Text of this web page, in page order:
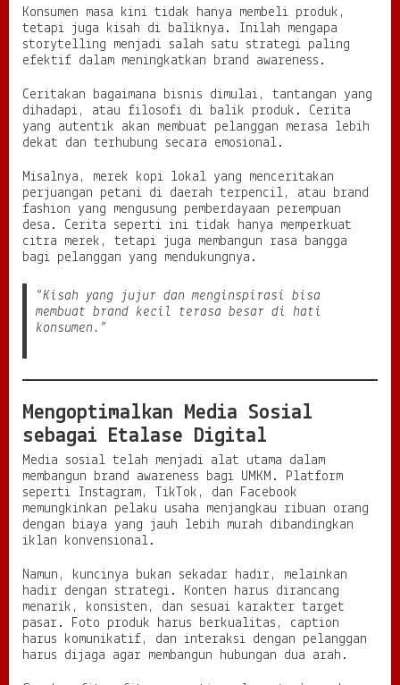
Konsumen masa kini tidak hanya membeli produk,
tetapi juga kisah di baliknya. Inilah mengapa
storytelling menjadi salah satu strategi paling
efektif dalam meningkatkan brand awareness.
Ceritakan bagaimana bisnis dimulai, tantangan yang
dihadapi, atau filosofi di balik produk. Cerita
yang autentik akan membuat pelanggan merasa lebih
dekat dan terhubung secara emosional.
Misalnya, merek kopi lokal yang menceritakan
perjuangan petani di daerah terpencil, atau brand
fashion yang mengusung pemberdayaan perempuan
desa. Cerita seperti ini tidak hanya memperkuat
citra merek, tetapi juga membangun rasa bangga
bagi pelanggan yang mendukungnya.
“Kisah yang jujur dan menginspirasi bisa
membuat brand kecil terasa besar di hati
konsumen.”
Mengoptimalkan Media Sosial
sebagai Etalase Digital
Media sosial telah menjadi alat utama dalam
membangun brand awareness bagi UMKM. Platform
seperti Instagram, TikTok, dan Facebook
memungkinkan pelaku usaha menjangkau ribuan orang
dengan biaya yang jauh lebih murah dibandingkan
iklan konvensional.
Namun, kuncinya bukan sekadar hadir, melainkan
hadir dengan strategi. Konten harus dirancang
menarik, konsisten, dan sesuai karakter target
pasar. Foto produk harus berkualitas, caption
harus komunikatif, dan interaksi dengan pelanggan
harus dijaga agar membangun hubungan dua arah.